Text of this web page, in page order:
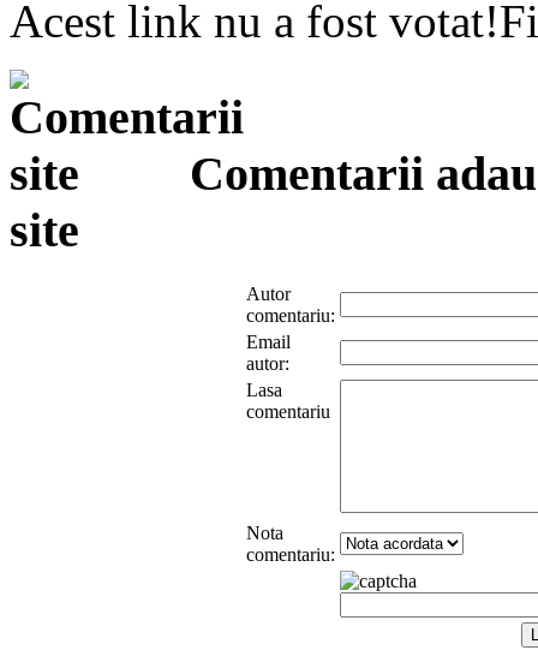
Acest link nu a fost
Comentarii
site
Autor
comentariu:
Email
autor:
Lasa
comentariu
Nota
comentariu: